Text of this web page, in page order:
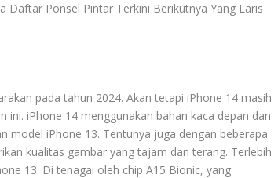
Daftar Ponsel Pintar Terkini Berikutnya Yang Laris
pada tahun 2024. Akan tetapi iPhone 14 masih
iPhone 14 menggunakan bahan kaca depan dan
model iPhone 13. Tentunya juga dengan beberapa
kualitas gambar yang tajam dan terang. Terlebih
13. Di tenagai oleh chip A15 Bionic, yang